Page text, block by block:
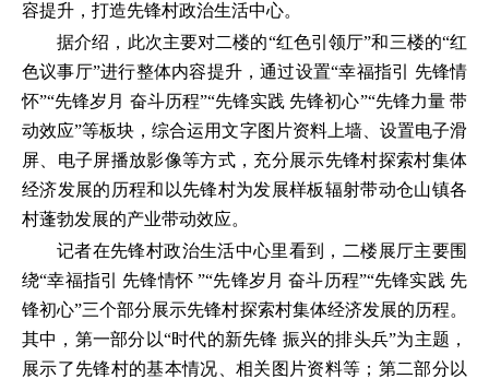
容提升，打造先锋村政治生活中心。
据介绍，此次主要对二楼的“红色引领厅”和三楼的“红
色议事厅”进行整体内容提升，通过设置“幸福指引 先锋情
怀”“先锋岁月 奋斗历程”“先锋实践 先锋初心”“先锋力量 带
动效应”等板块，综合运用文字图片资料上墙、设置电子滑
屏、电子屏播放影像等方式，充分展示先锋村探索村集体
经济发展的历程和以先锋村为发展样板辐射带动仓山镇各
村蓬勃发展的产业带动效应。
记者在先锋村政治生活中心里看到，二楼展厅主要围
绕“幸福指引 先锋情怀 ”“先锋岁月 奋斗历程”“先锋实践 先
锋初心”三个部分展示先锋村探索村集体经济发展的历程。
其中，第一部分以“时代的新先锋 振兴的排头兵”为主题，
展示了先锋村的基本情况、相关图片资料等；第二部分以